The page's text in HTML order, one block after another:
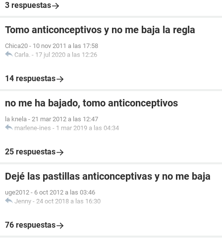
3 respuestas
Tomo anticonceptivos y no me baja la regla
Chica20 - 10 nov 2011 a las 17:58
Carla. - 17 jul 2020 a las 12:26
14 respuestas
no me ha bajado, tomo anticonceptivos
la knela - 21 mar 2012 a las 12:47
marlene-ines - 1 mar 2019 a las 04:34
25 respuestas
Dejé las pastillas anticonceptivas y no me baja
uge2012 - 6 oct 2012 a las 03:46
Jenny - 24 oct 2018 a las 16:30
76 respuestas